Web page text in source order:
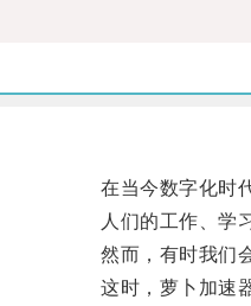
在当今数字化时代
人们的工作、学习
然而，有时我们会
这时，萝卜加速器